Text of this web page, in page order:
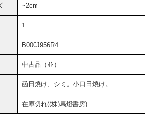
~2cm
1
B000J956R4
中古品（並）
函日焼け、シミ。小口日焼け。
在庫切れ((株)馬燈書房)